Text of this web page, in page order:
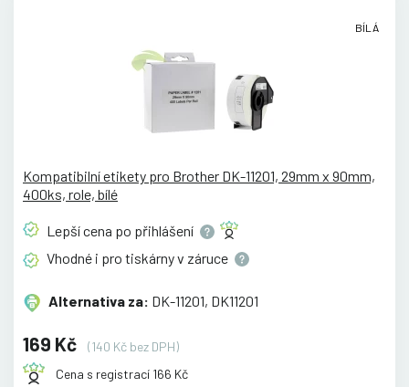
BÍLÁ
Kompatibilní etikety pro Brother DK-11201, 29mm x 90mm,
400ks, role, bílé
Lepší cena po přihlášení
Vhodné i pro tiskárny v záruce
Alternativa za: DK-11201, DK11201
169 Kč
(140 Kč bez DPH)
Cena s registrací 166 Kč